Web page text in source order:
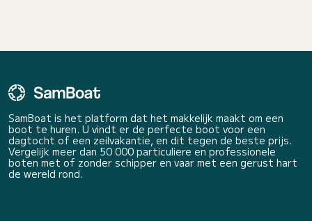
SamBoat is het platform dat het makkelijk maakt om een
boot te huren. U vindt er de perfecte boot voor een
dagtocht of een zeilvakantie, en dit tegen de beste prijs.
Vergelijk meer dan 50 000 particuliere en professionele
boten met of zonder schipper en vaar met een gerust hart
de wereld rond.